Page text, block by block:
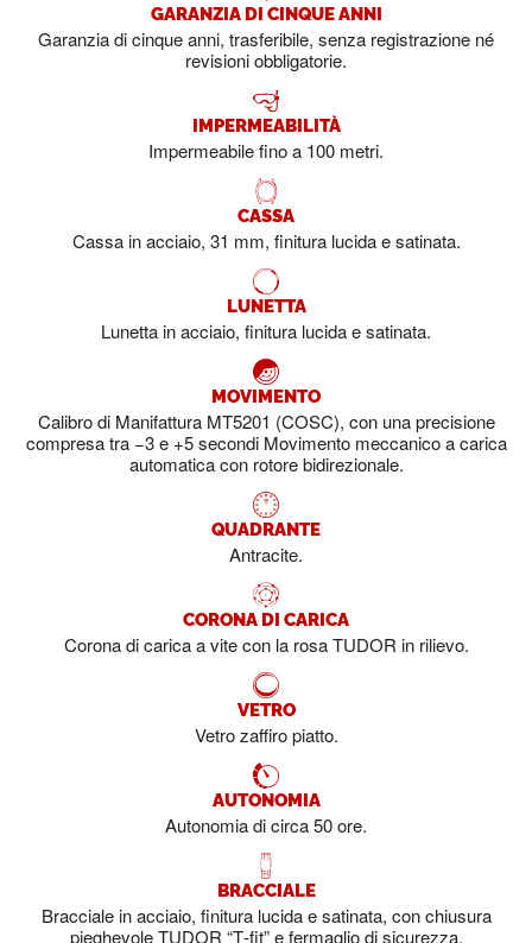
GARANZIA DI CINQUE ANNI
Garanzia di cinque anni, trasferibile, senza registrazione né
revisioni obbligatorie.
IMPERMEABILITÀ
Impermeabile fino a 100 metri.
CASSA
Cassa in acciaio, 31 mm, finitura lucida e satinata.
LUNETTA
Lunetta in acciaio, finitura lucida e satinata.
MOVIMENTO
Calibro di Manifattura MT5201 (COSC), con una precisione
compresa tra −3 e +5 secondi Movimento meccanico a carica
automatica con rotore bidirezionale.
QUADRANTE
Antracite.
CORONA DI CARICA
Corona di carica a vite con la rosa TUDOR in rilievo.
VETRO
Vetro zaffiro piatto.
AUTONOMIA
Autonomia di circa 50 ore.
BRACCIALE
Bracciale in acciaio, finitura lucida e satinata, con chiusura
pieghevole TUDOR “T‑fit” e fermaglio di sicurezza.